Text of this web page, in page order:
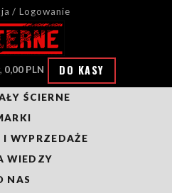
/ Logowanie
0,00 PLN DO KASY
ŚCIERNE
I WYPRZEDAŻE
WIEDZY
NAS